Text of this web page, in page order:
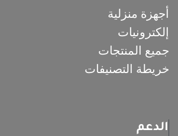
أجهزة منزلية
إلكترونيات
جميع المنتجات
خريطة التصنيفات
الدعم